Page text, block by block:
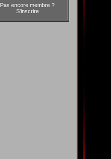
Pas encore membre ?
S'inscrire